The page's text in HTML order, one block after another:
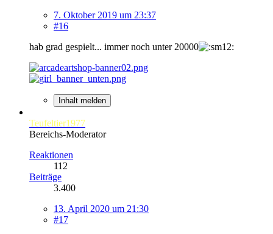
7. Oktober 2019 um 23:37
#16
hab grad gespielt... immer noch unter 20000
Inhalt melden
Teufeltier1977
Bereichs-Moderator
Reaktionen
112
Beiträge
3.400
13. April 2020 um 21:30
#17